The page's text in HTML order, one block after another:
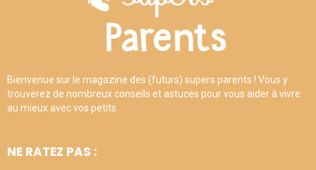
Bienvenue sur le magazine des (futurs) supers parents ! Vous y
trouverez de nombreux conseils et astuces pour vous aider à vivre
au mieux avec vos petits.
NE RATEZ PAS :